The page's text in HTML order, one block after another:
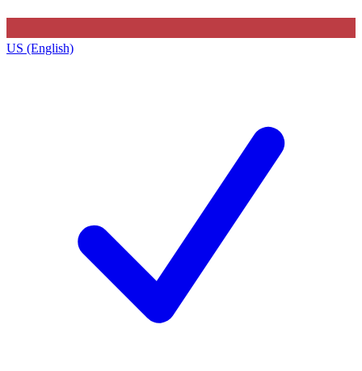
US (English)